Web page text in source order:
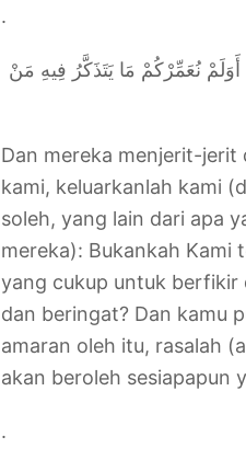
.
نُعَمِّرْكُمْ مَا يَتَذَكَّرُ فِيهِ مَنْ
Dan mereka menjerit-jerit
kami, keluarkanlah kami
soleh, yang lain dari apa
mereka): Bukankah Kami
yang cukup untuk berfikir
dan beringat? Dan kamu
amaran oleh itu, rasalah
akan beroleh sesiapapun
.